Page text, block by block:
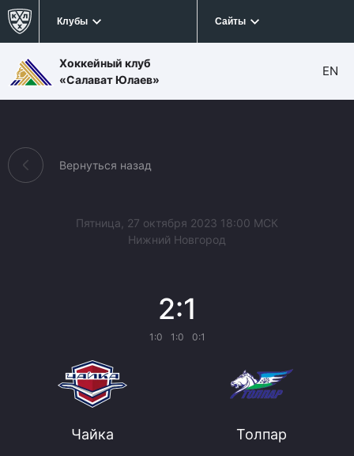
Клубы Сайты
Хоккейный клуб
«Салават Юлаев»
EN
Вернуться назад
Чайка
Пятница, 27 октября 2023 18:00 МСК
Нижний Новгород
2:1
1:0 1:0 0:1
Толпар